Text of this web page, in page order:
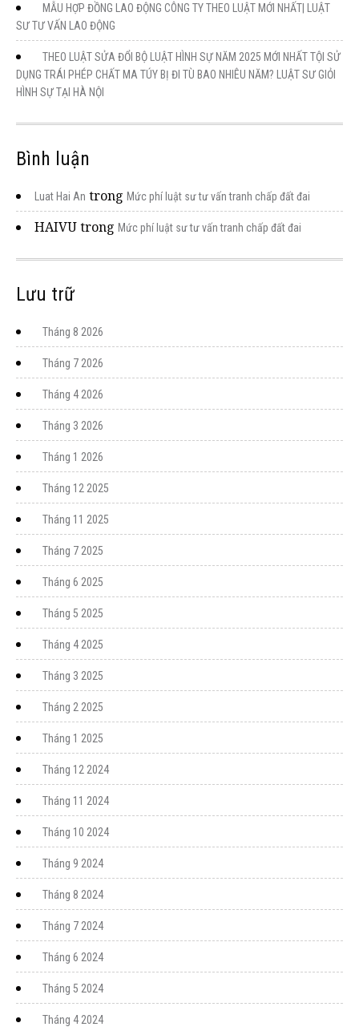
MẪU HỢP ĐỒNG LAO ĐỘNG CÔNG TY THEO LUẬT MỚI NHẤT| LUẬT
SƯ TƯ VẤN LAO ĐỘNG
THEO LUẬT SỬA ĐỔI BỘ LUẬT HÌNH SỰ NĂM 2025 MỚI NHẤT TỘI SỬ
DỤNG TRÁI PHÉP CHẤT MA TÚY BỊ ĐI TÙ BAO NHIÊU NĂM? LUẬT SƯ GIỎI
HÌNH SỰ TẠI HÀ NỘI
Bình luận
Luat Hai An trong Mức phí luật sư tư vấn tranh chấp đất đai
HAIVUtrong Mức phí luật sư tư vấn tranh chấp đất đai
Lưu trữ
Tháng 8 2026
Tháng 7 2026
Tháng 4 2026
Tháng 3 2026
Tháng 1 2026
Tháng 12 2025
Tháng 11 2025
Tháng 7 2025
Tháng 6 2025
Tháng 5 2025
Tháng 4 2025
Tháng 3 2025
Tháng 2 2025
Tháng 1 2025
Tháng 12 2024
Tháng 11 2024
Tháng 10 2024
Tháng 9 2024
Tháng 8 2024
Tháng 7 2024
Tháng 6 2024
Tháng 5 2024
Tháng 4 2024